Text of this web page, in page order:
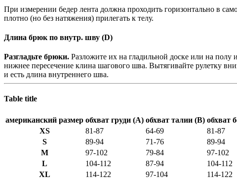
При измерении бедер лента должна проходить горизонтально в
плотно (но без натяжения) прилегать к телу.
Длина брюк по внутр. шву (D)
Разгладьте брюки. Разложите их на гладильной доске или на
нижнее пересечение клина шагового шва. Вытягивайте рулетку
и есть длина внутреннего шва.
Table title
американский размер обхват груди (A) обхват талии (B) обхват
XS
81-87 64-69
81-87
S
89-94 71-76
89-94
M
97-102 79-84
97-102
L
104-112 87-94
104-112
XL
114-122 97-104
114-122